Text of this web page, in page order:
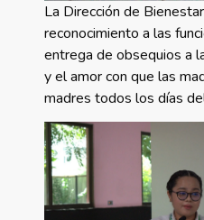
La Dirección de
reconocimiento a las
entrega de obsequios a
y el amor con que las
madres todos los días